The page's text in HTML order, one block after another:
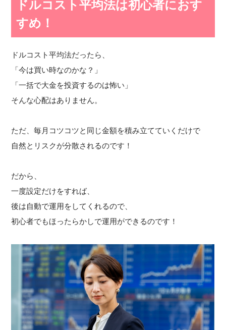
ドルコスト平均法は初心者におす
すめ！
ドルコスト平均法だったら、
「今は買い時なのかな？」
「一括で大金を投資するのは怖い」
そんな心配はありません。
ただ、毎月コツコツと同じ金額を積み立てていくだけで
自然とリスクが分散されるのです！
だから、
一度設定だけをすれば、
後は自動で運用をしてくれるので、
初心者でもほったらかしで運用ができるのです！